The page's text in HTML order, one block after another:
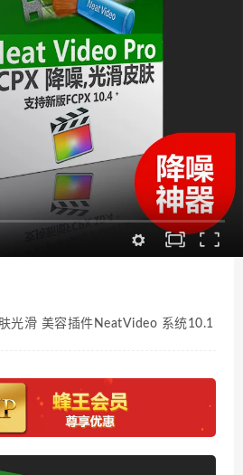
光滑 美容插件NeatVideo 系统10.1